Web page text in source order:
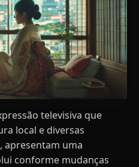
televisiva que
local e diversas
apresentam uma
conforme mudanças